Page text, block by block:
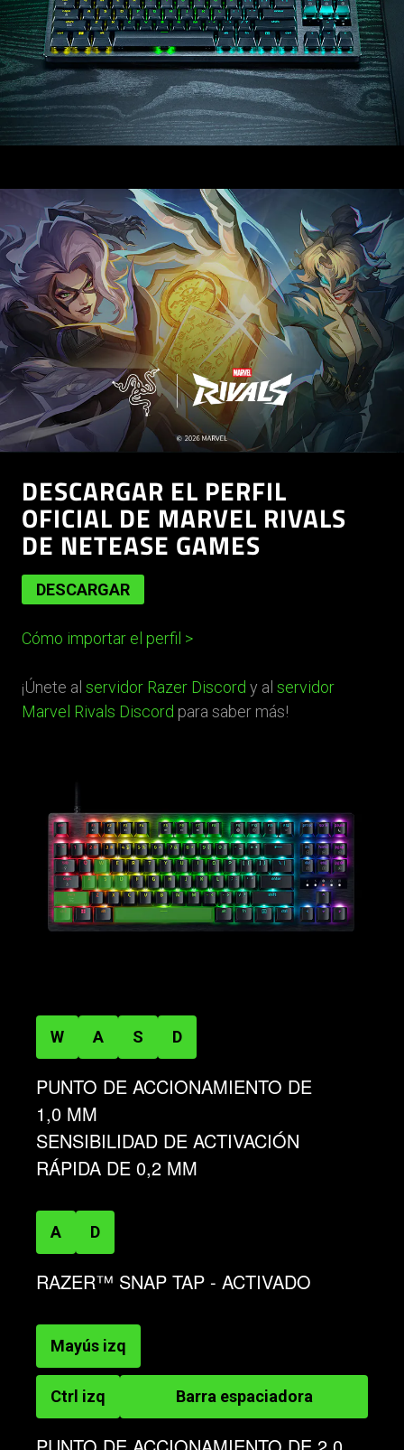
DESCARGAR EL PERFIL
OFICIAL DE MARVEL RIVALS
DE NETEASE GAMES
DESCARGAR
Cómo importar el perfil >
¡Únete al servidor Razer Discord y al servidor
Marvel Rivals Discord para saber más!
W A S D
PUNTO DE ACCIONAMIENTO DE
1,0 MM
SENSIBILIDAD DE ACTIVACIÓN
RÁPIDA DE 0,2 MM
A D
RAZER™ SNAP TAP - ACTIVADO
Mayús izq
Ctrl izq Barra espaciadora